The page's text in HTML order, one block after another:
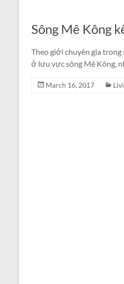
Sông Mê Kông
Theo giới chuyên gia
ở lưu vực sông Mê Kông,
March 16, 2017